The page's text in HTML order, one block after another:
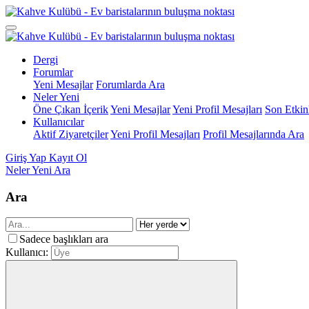
Dergi
Forumlar
Yeni Mesajlar Forumlarda Ara
Neler Yeni
Öne Çıkan İçerikYeni MesajlarYeni Profil Mesajları Son
Kullanıcılar
Aktif ZiyaretçilerYeni Profil Mesajları Profil Mesajlarında Ara
Giriş Yap Kayıt Ol
Neler Yeni Ara
Ara
Sadece başlıkları ara
Kullanıcı: